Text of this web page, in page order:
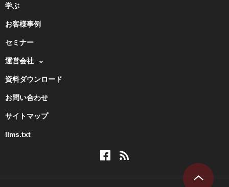
学ぶ
お客様事例
セミナー
運営会社
資料ダウンロード
お問い合わせ
サイトマップ
llms.txt